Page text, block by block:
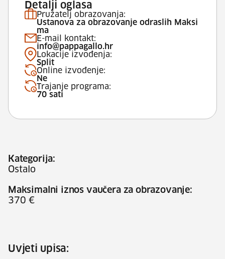
Detalji oglasa
Pružatelj obrazovanja:
Ustanova za obrazovanje odraslih Maksi
ma
E-mail kontakt:
info@pappagallo.hr
Lokacije izvođenja:
Split
Online izvođenje:
Ne
Trajanje programa:
70 sati
Kategorija:
Ostalo
Maksimalni iznos vaučera za obrazovanje:
370 €
Uvjeti upisa: